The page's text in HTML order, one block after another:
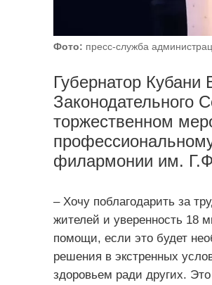
Фото: пресс-служба
Губернатор Кубани
Законодательного
торжественном
филармонии им.
– Хочу поблагодарить за
жителей и уверенность 18
помощи, если это будет
решения в экстренных
здоровьем ради других.